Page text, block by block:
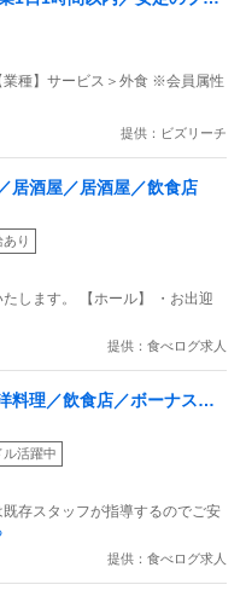
ンバー／未経験歓迎
業種】サービス＞外食 ※会員属性
提供：ビズリーチ
居酒屋／居酒屋／飲食店
あり
ル】 ・お出迎
提供：食べログ求人
料理／飲食店／ボーナス・
ル活躍中
存スタッフが指導するのでご安
提供：食べログ求人